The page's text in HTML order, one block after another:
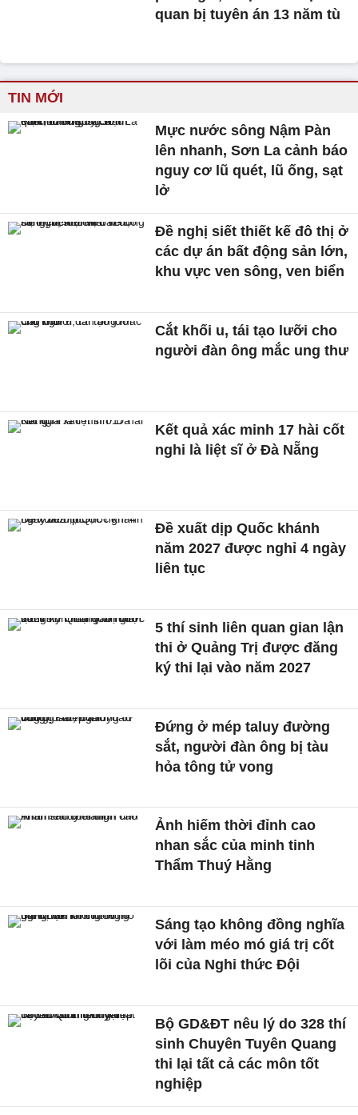
quan bị tuyên án 13 năm tù
TIN MỚI
Mực nước sông Nậm Pàn
lên nhanh, Sơn La cảnh báo
nguy cơ lũ quét, lũ ống, sạt
lở
Đề nghị siết thiết kế đô thị ở
các dự án bất động sản lớn,
khu vực ven sông, ven biển
Cắt khối u, tái tạo lưỡi cho
người đàn ông mắc ung thư
Kết quả xác minh 17 hài cốt
nghi là liệt sĩ ở Đà Nẵng
Đề xuất dịp Quốc khánh
năm 2027 được nghỉ 4 ngày
liên tục
5 thí sinh liên quan gian lận
thi ở Quảng Trị được đăng
ký thi lại vào năm 2027
Đứng ở mép taluy đường
sắt, người đàn ông bị tàu
hỏa tông tử vong
Ảnh hiếm thời đỉnh cao
nhan sắc của minh tinh
Thẩm Thuý Hằng
Sáng tạo không đồng nghĩa
với làm méo mó giá trị cốt
lõi của Nghi thức Đội
Bộ GD&ĐT nêu lý do 328 thí
sinh Chuyên Tuyên Quang
thi lại tất cả các môn tốt
nghiệp